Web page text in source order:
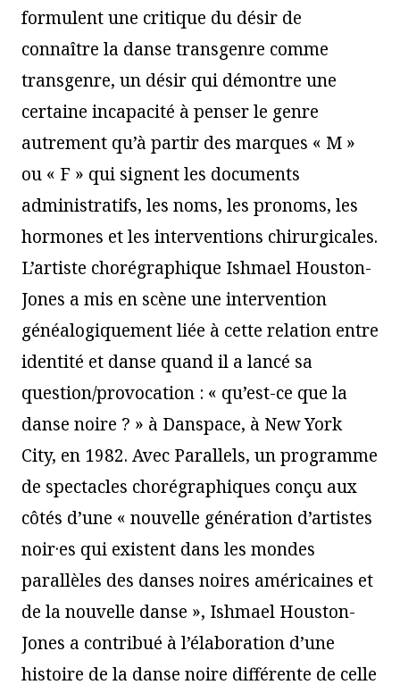
formulent une critique du désir de
connaître la danse transgenre comme
transgenre, un désir qui démontre une
certaine incapacité à penser le genre
autrement qu’à partir des marques « M »
ou « F » qui signent les documents
administratifs, les noms, les pronoms, les
hormones et les interventions chirurgicales.
L’artiste chorégraphique Ishmael Houston-
Jones a mis en scène une intervention
généalogiquement liée à cette relation entre
identité et danse quand il a lancé sa
question/provocation : « qu’est-ce que la
danse noire ? » à Danspace, à New York
City, en 1982. Avec Parallels, un programme
de spectacles chorégraphiques conçu aux
côtés d’une « nouvelle génération d’artistes
noir·es qui existent dans les mondes
parallèles des danses noires américaines et
de la nouvelle danse », Ishmael Houston-
Jones a contribué à l’élaboration d’une
histoire de la danse noire différente de celle